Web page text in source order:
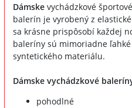
Dámske vychádzkové športové
balerín je vyrobený z
sa krásne prispôsobí každej
baleríny sú mimoriadne
syntetického materiálu.
Dámske vychádzkové
pohodlné